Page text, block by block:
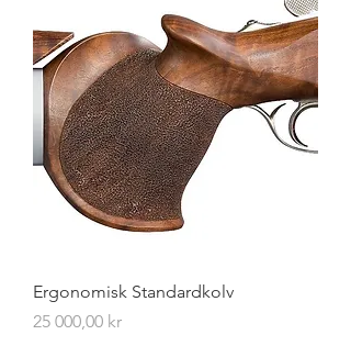
Ergonomisk Standardkolv
Pris
25 000,00 kr